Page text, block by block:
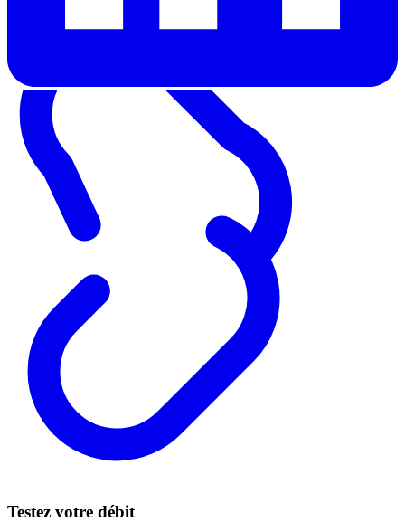
Testez votre débit